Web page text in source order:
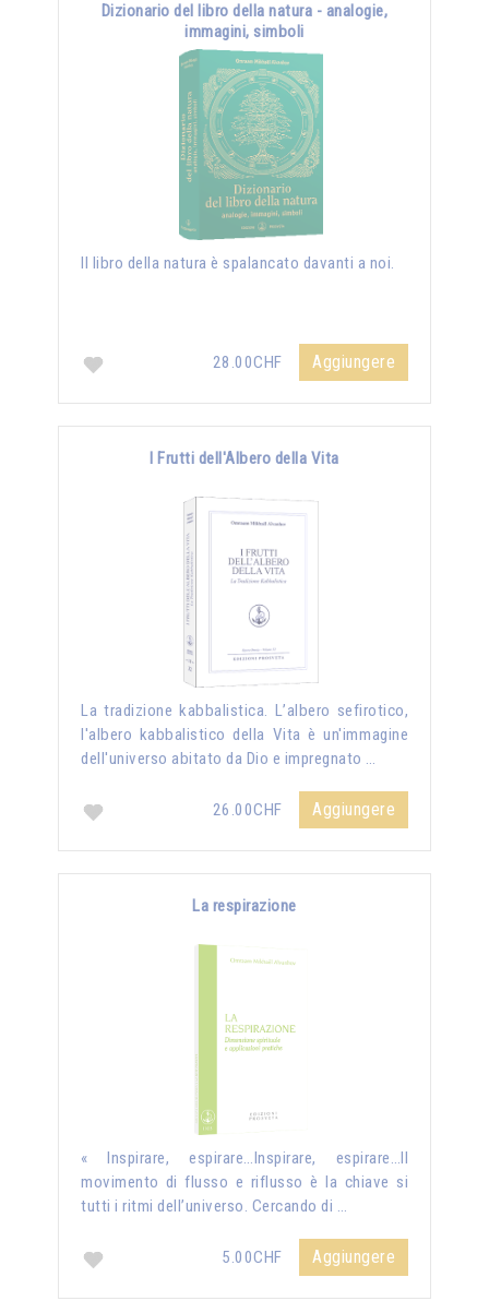
Dizionario del libro della natura - analogie,
immagini, simboli
Il libro della natura è spalancato davanti a noi.
28.00CHF Aggiungere
I Frutti dell'Albero della Vita
La tradizione kabbalistica. L’albero sefirotico,
l'albero kabbalistico della Vita è un'immagine
dell'universo abitato da Dio e impregnato …
26.00CHF Aggiungere
La respirazione
« Inspirare, espirare…Inspirare, espirare…Il
movimento di flusso e riflusso è la chiave si
tutti i ritmi dell’universo. Cercando di …
5.00CHF Aggiungere